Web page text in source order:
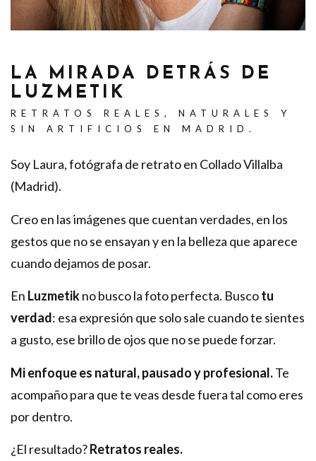
LA MIRADA DETRÁS DE
LUZMETIK
RETRATOS REALES, NATURALES Y
SIN ARTIFICIOS EN MADRID.
Soy Laura, fotógrafa de retrato en Collado Villalba
(Madrid).
Creo en las imágenes que cuentan verdades, en los
gestos que no se ensayan y en la belleza que aparece
cuando dejamos de posar.
En Luzmetikno busco la foto perfecta. Buscotu
verdad: esa expresión que solo sale cuando te sientes
a gusto, ese brillo de ojos que no se puede forzar.
Mi enfoque es natural, pausado y profesional.Te
acompaño para que te veas desde fuera tal como eres
por dentro.
¿El resultado?Retratos reales.